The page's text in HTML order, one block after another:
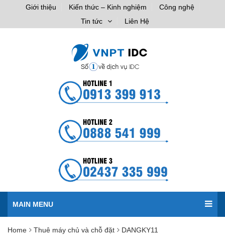
Giới thiệu Kiến thức – Kinh nghiệm
Công nghệ
Tin tức
Liên Hệ
MAIN MENU
Home Thuê máy chủ và chỗ đặt DANGKY11